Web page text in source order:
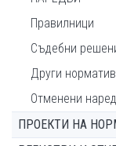
Правилници
Съдебни
Други
Отменени
ПРОЕКТИ НА